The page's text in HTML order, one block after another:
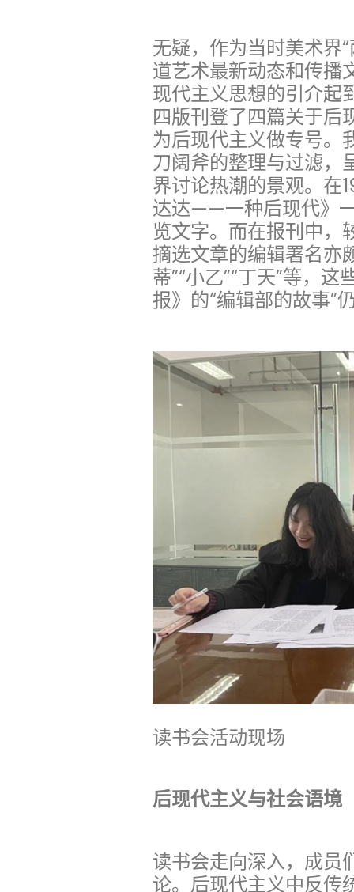
无疑，作为当时美术界
道艺术最新动态和传播
现代主义思想的引介起
四版刊登了四篇关于后
为后现代主义做专号。
刀阔斧的整理与过滤，
界讨论热潮的景观。在
达达——一种后现代》
览文字。而在报刊中，
摘选文章的编辑署名亦
蒂”“小乙”“丁天”等，
报》的“编辑部的故事”
读书会活动现场
后现代主义与社会语境
读书会走向深入，成员
论。后现代主义中反传